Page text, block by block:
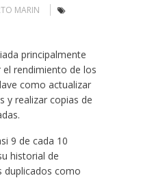
MARIN
principalmente
rendimiento de los
como actualizar
y realizar copias de
9 de cada 10
historial de
duplicados como